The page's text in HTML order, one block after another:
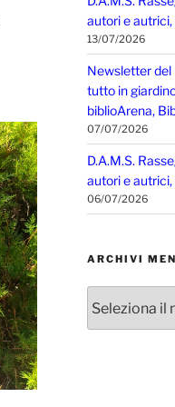
autori e
13/07/2026
Newsletter
tutto in
biblioArena,
07/07/2026
D.A.M.S.
autori e
06/07/2026
ARCHIVI
mensili